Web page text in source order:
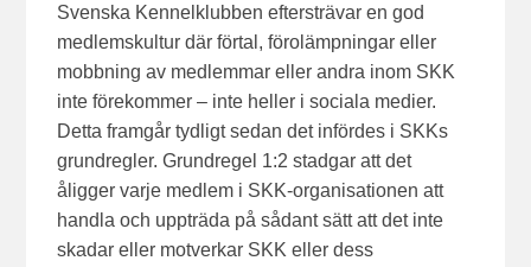
Svenska Kennelklubben eftersträvar en god
medlemskultur där förtal, förolämpningar eller
mobbning av medlemmar eller andra inom SKK
inte förekommer – inte heller i sociala medier.
Detta framgår tydligt sedan det infördes i SKKs
grundregler. Grundregel 1:2 stadgar att det
åligger varje medlem i SKK-organisationen att
handla och uppträda på sådant sätt att det inte
skadar eller motverkar SKK eller dess